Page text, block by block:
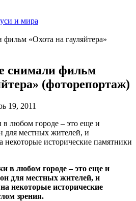
и мира
«Охота на гауляйтера»
снимали фильм
(фоторепортаж)
19, 2011
любом городе – это еще и
для местных жителей, и
некоторые исторические памятники
в любом городе – это еще и
для местных жителей, и
некоторые исторические
зрения.